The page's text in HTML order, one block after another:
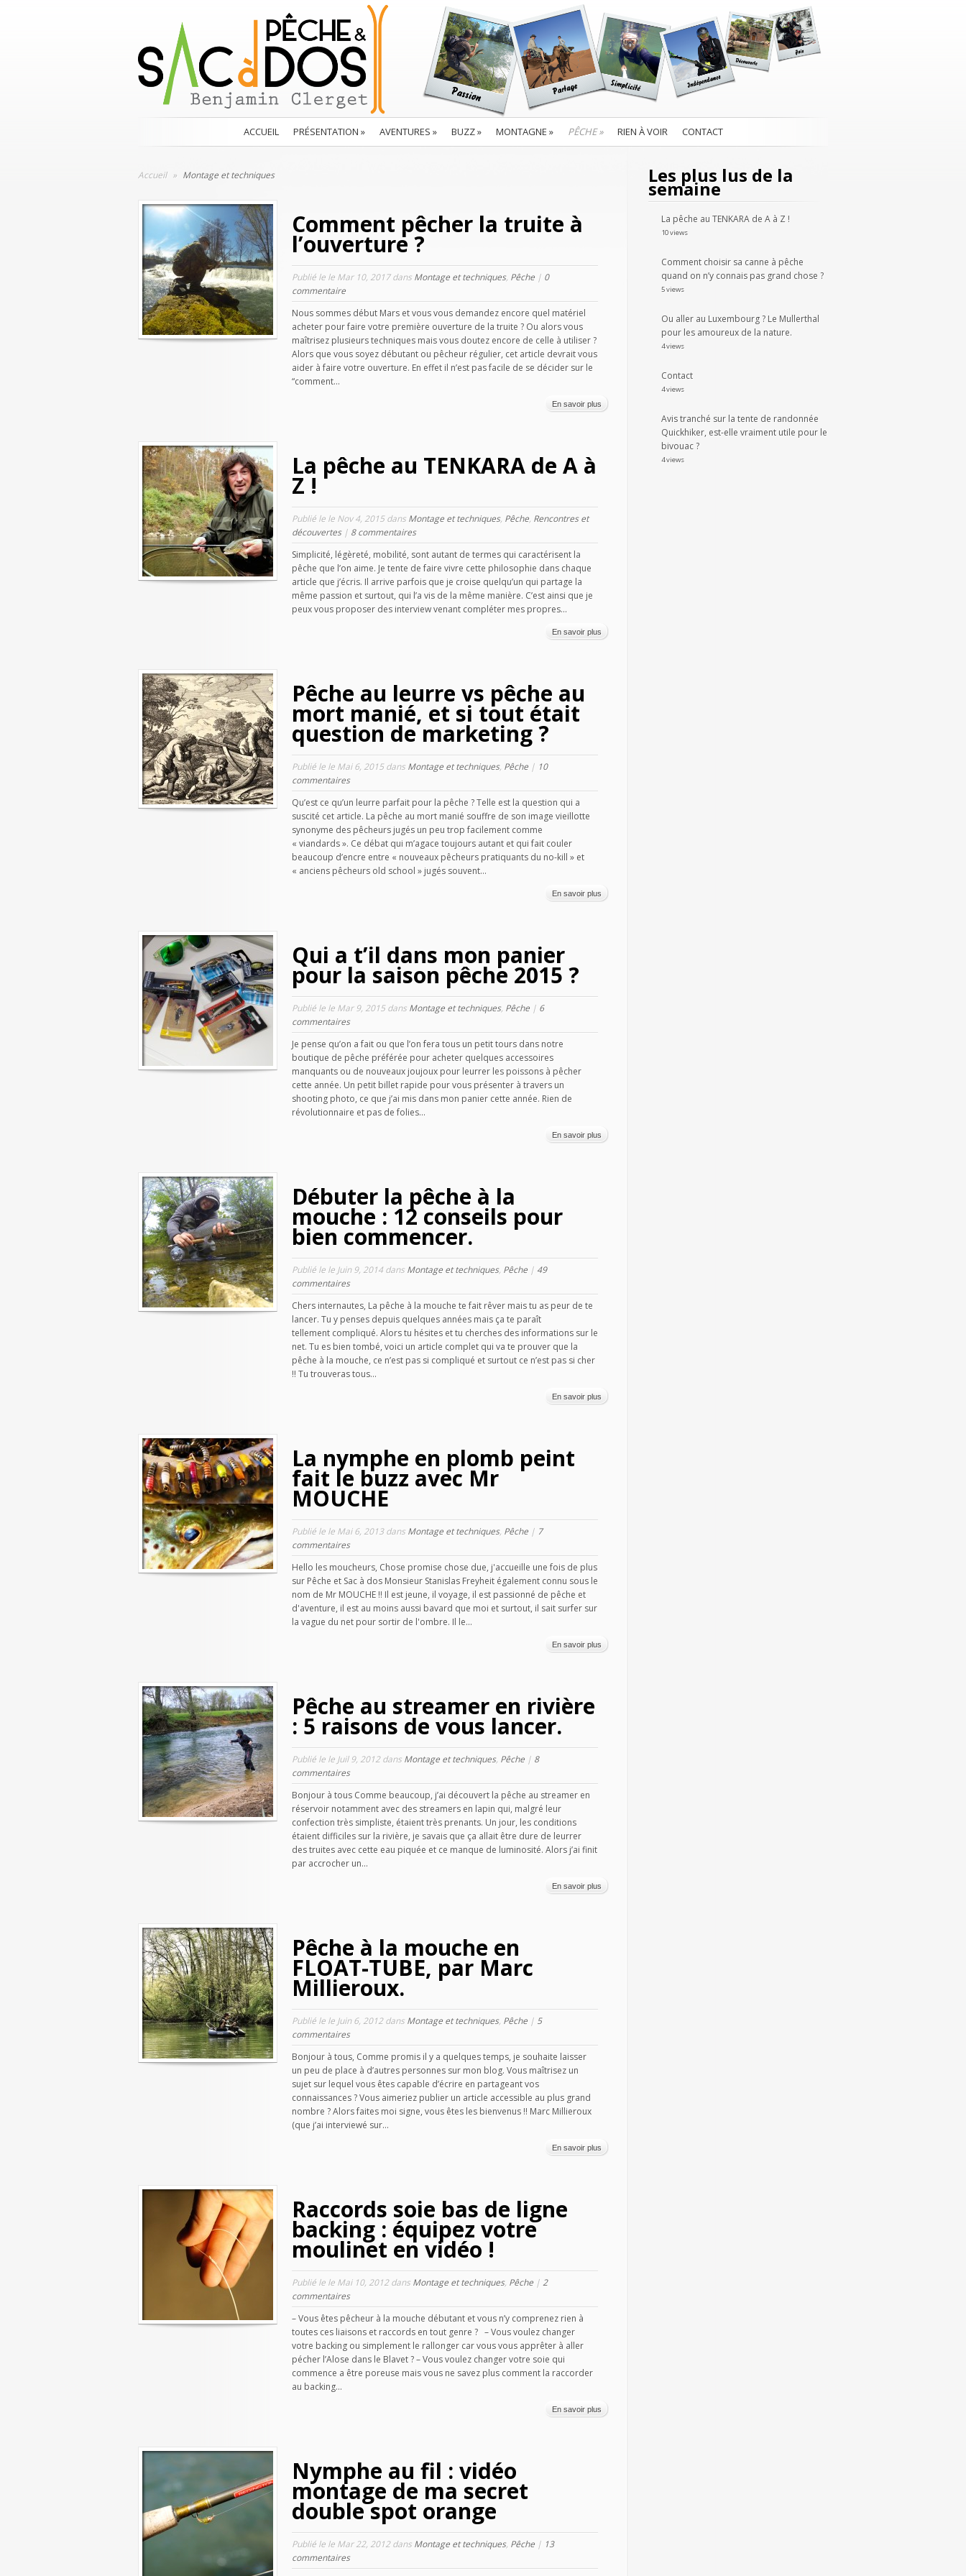
ACCUEIL PRÉSENTATION » AVENTURES » BUZZ» MONTAGNE » PÊCHE» RIEN À VOIR CONTACT
Accueil » Montage et techniques
Comment pêcher la truite à
l’ouverture ?
Publié le le Mar 10, 2017 dans Montage et techniques, Pêche | 0
commentaire
Nous sommes début Mars et vous vous demandez encore quel matériel
acheter pour faire votre première ouverture de la truite ? Ou alors vous
maîtrisez plusieurs techniques mais vous doutez encore de celle à utiliser ?
Alors que vous soyez débutant ou pêcheur régulier, cet article devrait vous
aider à faire votre ouverture. En effet il n’est pas facile de se décider sur le
“comment...
En savoir plus
La pêche au TENKARA de A à
Z !
Publié le le Nov 4, 2015 dans Montage et techniques, Pêche, Rencontres et
découvertes| 8 commentaires
Simplicité, légèreté, mobilité, sont autant de termes qui caractérisent la
pêche que l’on aime. Je tente de faire vivre cette philosophie dans chaque
article que j’écris. Il arrive parfois que je croise quelqu’un qui partage la
même passion et surtout, qui l’a vis de la même manière. C’est ainsi que je
peux vous proposer des interview venant compléter mes propres...
En savoir plus
Pêche au leurre vs pêche au
mort manié, et si tout était
question de marketing ?
Publié le le Mai 6, 2015 dans Montage et techniques, Pêche | 10
commentaires
Qu’est ce qu’un leurre parfait pour la pêche ? Telle est la question qui a
suscité cet article. La pêche au mort manié souffre de son image vieillotte
synonyme des pêcheurs jugés un peu trop facilement comme
« viandards ». Ce débat qui m’agace toujours autant et qui fait couler
beaucoup d’encre entre « nouveaux pêcheurs pratiquants du no-kill » et
« anciens pêcheurs old school » jugés souvent...
En savoir plus
Qui a t’il dans mon panier
pour la saison pêche 2015 ?
Publié le le Mar 9, 2015 dans Montage et techniques, Pêche | 6
commentaires
Je pense qu’on a fait ou que l’on fera tous un petit tours dans notre
boutique de pêche préférée pour acheter quelques accessoires
manquants ou de nouveaux joujoux pour leurrer les poissons à pêcher
cette année. Un petit billet rapide pour vous présenter à travers un
shooting photo, ce que j’ai mis dans mon panier cette année. Rien de
révolutionnaire et pas de folies...
En savoir plus
Débuter la pêche à la
mouche : 12 conseils pour
bien commencer.
Publié le le Juin 9, 2014 dans Montage et techniques, Pêche | 49
commentaires
Chers internautes, La pêche à la mouche te fait rêver mais tu as peur de te
lancer. Tu y penses depuis quelques années mais ça te paraît
tellement compliqué. Alors tu hésites et tu cherches des informations sur le
net. Tu es bien tombé, voici un article complet qui va te prouver que la
pêche à la mouche, ce n’est pas si compliqué et surtout ce n’est pas si cher
!! Tu trouveras tous...
En savoir plus
La nymphe en plomb peint
fait le buzz avec Mr
MOUCHE
Publié le le Mai 6, 2013 dans Montage et techniques, Pêche | 7
commentaires
Hello les moucheurs, Chose promise chose due, j'accueille une fois de plus
sur Pêche et Sac à dos Monsieur Stanislas Freyheit également connu sous le
nom de Mr MOUCHE !! Il est jeune, il voyage, il est passionné de pêche et
d'aventure, il est au moins aussi bavard que moi et surtout, il sait surfer sur
la vague du net pour sortir de l'ombre. Il le...
En savoir plus
Pêche au streamer en rivière
: 5 raisons de vous lancer.
Publié le le Juil 9, 2012 dans Montage et techniques, Pêche | 8
commentaires
Bonjour à tous Comme beaucoup, j’ai découvert la pêche au streamer en
réservoir notamment avec des streamers en lapin qui, malgré leur
confection très simpliste, étaient très prenants. Un jour, les conditions
étaient difficiles sur la rivière, je savais que ça allait être dure de leurrer
des truites avec cette eau piquée et ce manque de luminosité. Alors j’ai finit
par accrocher un...
En savoir plus
Pêche à la mouche en
FLOAT-TUBE, par Marc
Millieroux.
Publié le le Juin 6, 2012 dans Montage et techniques, Pêche | 5
commentaires
Bonjour à tous, Comme promis il y a quelques temps, je souhaite laisser
un peu de place à d’autres personnes sur mon blog. Vous maîtrisez un
sujet sur lequel vous êtes capable d’écrire en partageant vos
connaissances ? Vous aimeriez publier un article accessible au plus grand
nombre ? Alors faites moi signe, vous êtes les bienvenus !! Marc Millieroux
(que j’ai interviewé sur...
En savoir plus
Raccords soie bas de ligne
backing : équipez votre
moulinet en vidéo !
Publié le le Mai 10, 2012 dans Montage et techniques, Pêche | 2
commentaires
– Vous êtes pêcheur à la mouche débutant et vous n’y comprenez rien à
toutes ces liaisons et raccords en tout genre ? – Vous voulez changer
votre backing ou simplement le rallonger car vous vous apprêter à aller
pécher l’Alose dans le Blavet ? – Vous voulez changer votre soie qui
commence a être poreuse mais vous ne savez plus comment la raccorder
au backing...
En savoir plus
Nymphe au fil : vidéo
montage de ma secret
double spot orange
Publié le le Mar 22, 2012 dans Montage et techniques, Pêche | 13
commentaires
Les plus lus de la
semaine
La pêche au TENKARA de A à Z !
10 views
Comment choisir sa canne à pêche
quand on n’y connais pas grand chose ?
5 views
Ou aller au Luxembourg ? Le Mullerthal
pour les amoureux de la nature.
4 views
Contact
4 views
Avis tranché sur la tente de randonnée
Quickhiker, est-elle vraiment utile pour le
bivouac ?
4 views